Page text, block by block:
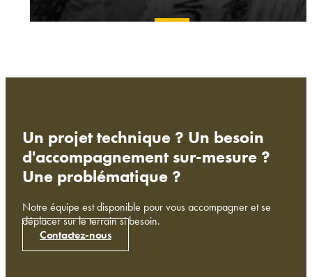
Un projet technique ? Un besoin
d'accompagnement sur-mesure ?
Une problématique ?
Notre équipe est disponible pour vous accompagner et se
déplacer sur le terrain si besoin.
Contactez-nous